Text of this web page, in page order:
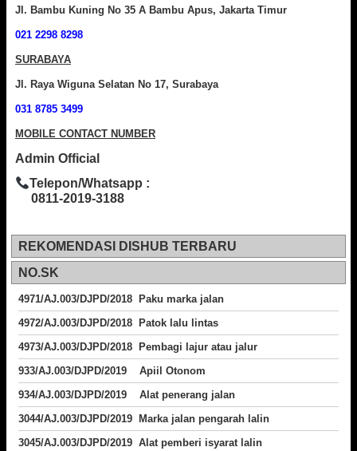
Jl. Bambu Kuning No 35 A Bambu Apus, Jakarta Timur
021 2298 8298
SURABAYA
Jl. Raya Wiguna Selatan No 17, Surabaya
031 8785 3499
MOBILE CONTACT NUMBER
Admin Official
Telepon/Whatsapp :
0811-2019-3188
REKOMENDASI DISHUB TERBARU
NO.SK
4971/AJ.003/DJPD/2018 Paku marka jalan
4972/AJ.003/DJPD/2018 Patok lalu lintas
4973/AJ.003/DJPD/2018
Pembagi lajur atau jalur
933/AJ.003/DJPD/2019 Apiil Otonom
934/AJ.003/DJPD/2019 Alat penerang jalan
3044/AJ.003/DJPD/2019 Marka jalan pengarah lalin
3045/AJ.003/DJPD/2019 Alat pemberi isyarat lalin